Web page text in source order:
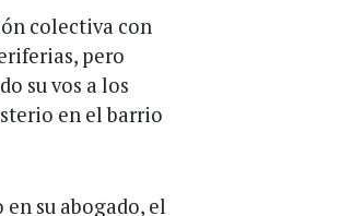
colectiva con
pero
su vos a los
en el barrio
su abogado, el